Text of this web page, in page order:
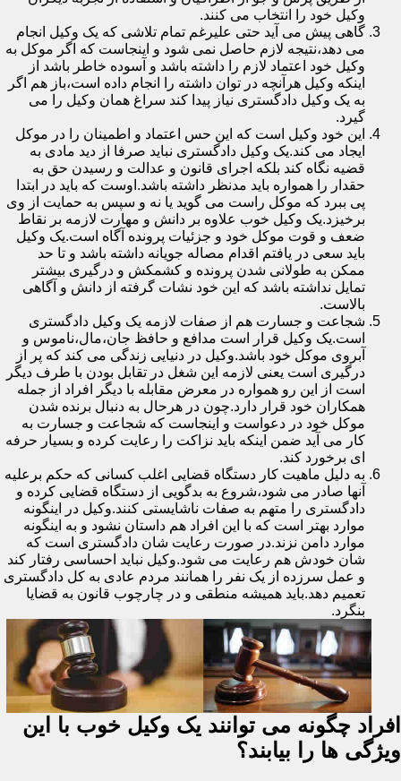
وکیل خود را انتخاب می کنند.
گاهی پیش می آید حتی علیرغم تمام تلاشی که یک وکیل انجام
می دهد،نتیجه لازم حاصل نمی شود و اینجاست که اگر موکل به
وکیل خود اعتماد لازم را داشته باشد و آسوده خاطر باشد از
اینکه وکیل هرآنچه در توان داشته را انجام داده است،باز هم اگر
به یک وکیل دادگستری نیاز پیدا کند سراغ همان وکیل را می
گیرد.
این خود وکیل است که این حس اعتماد و اطمینان را در موکل
ایجاد می کند.یک وکیل دادگستری نباید صرفا از دید مادی به
قضیه نگاه کند بلکه اجرای قانون و عدالت و رسیدن حق به
حقدار را همواره باید مدنظر داشته باشد.اوست که باید در ابتدا
پی ببرد که موکل راست می گوید یا نه و سپس به حمایت از وی
برخیزد.یک وکیل خوب علاوه بر دانش و مهارت لازمه بر نقاط
ضعف و قوت موکل خود و جزئیات پرونده آگاه است.یک وکیل
باید سعی در یافتم اقدام مصاله جویانه داشته باشد و تا حد
ممکن به طولانی شدن پرونده و کشمکش و درگیری بیشتر
تمایل نداشته باشد که این خود نشات گرفته از دانش و آگاهی
بالاست.
شجاعت و جسارت هم از صفات لازمه یک وکیل دادگستری
است.یک وکیل قرار است مدافع و حافظ جان،مال،ناموس و
آبروی موکل خود باشد.وکیل در دنیایی زندگی می کند که پر از
درگیری است یعنی لازمه این شغل در تقابل بودن با طرف دیگر
است از این رو همواره در معرض مقابله با دیگر افراد از جمله
همکاران خود قرار دارد.چون در هرحال به دنبال برنده شدن
موکل خود در دعواست و اینجاست که شجاعت و جسارت به
کار می آید ضمن اینکه باید نزاکت را رعایت کرده و بسیار حرفه
ای برخورد کند.
به دلیل ماهیت کار دستگاه قضایی اغلب کسانی که حکم برعلیه
آنها صادر می شود،شروع به بدگویی از دستگاه قضایی کرده و
دادگستری را متهم به صفات ناشایستی کنند.وکیل در اینگونه
موارد بهتر است که با این افراد هم داستان نشود و به اینگونه
موارد دامن نزند.در صورت رعایت شان دادگستری است که
شان خودش هم رعایت می شود.وکیل نباید احساسی رفتار کند
و عمل سرزده از یک نفر را همانند مردم عادی به کل دادگستری
تعمیم دهد.باید همیشه منطقی و در چارچوب قانون به قضایا
بنگرد.
افراد چگونه می توانند یک وکیل خوب با این
ویژگی ها را بیابند؟